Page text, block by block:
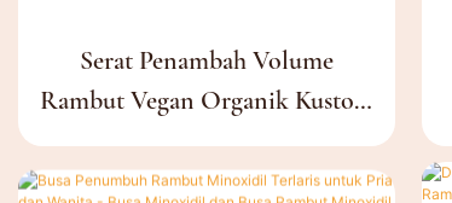
Serat Penambah Volume
Rambut Vegan Organik Kustom
Dengan Bahan Herbal Untuk
Volume Instan